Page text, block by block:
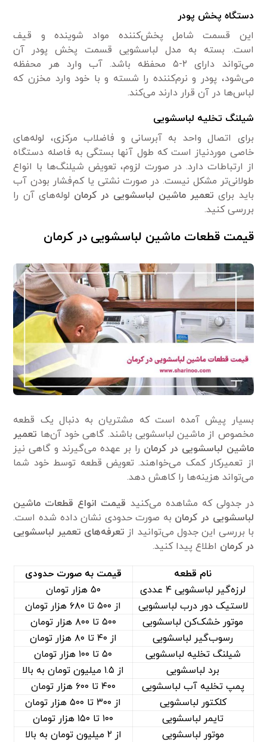
دستگاه پخش پودر
این قسمت شامل پخش‌کننده مواد شوینده و قیف
است. بسته به مدل لباسشویی قسمت پخش پودر آن
می‌تواند دارای ۲-۵ محفظه باشد. آب وارد هر محفظه
می‌شود، پودر و نرم‌کننده را شسته و با خود وارد مخزن که
لباس‌ها در آن قرار دارند می‌کند.
شیلنگ تخلیه لباسشویی
برای اتصال واحد به آبرسانی و فاضلاب مرکزی، لوله‌های
خاصی موردنیاز است که طول آنها بستگی به فاصله دستگاه
از ارتباطات دارد. در صورت لزوم، تعویض شیلنگ‌ها با انواع
طولانی‌تر مشکل نیست. در صورت نشتی یا کم‌فشار بودن آب
باید برای تعمیر ماشین لباسشویی در کرمان لوله‌های آن را
بررسی کنید.
قیمت قطعات ماشین لباسشویی در کرمان
بسیار پیش آمده است که مشتریان به دنبال یک قطعه
مخصوص از ماشین لباسشویی باشند. گاهی خود آن‌ها تعمیر
ماشین لباسشویی در کرمان را بر عهده می‌گیرند و گاهی نیز
از تعمیرکار کمک می‌خواهند. تعویض قطعه توسط خود شما
می‌تواند هزینه‌ها را کاهش دهد.
در جدولی که مشاهده می‌کنید قیمت انواع قطعات ماشین
لباسشویی در کرمان به صورت حدودی نشان داده شده است.
با بررسی این جدول می‌توانید از تعرفه‌های تعمیر لباسشویی
در کرمان اطلاع پیدا کنید.
نام قطعه
قیمت به صورت حدودی
لرزه‌گیر لباسشویی ۴ عددی
۵۰ هزار تومان
لاستیک دور درب لباسشویی
از ۵۰۰ تا ۶۸۰ هزار تومان
موتور خشک‌کن لباسشویی
۵۰۰ تا ۸۰۰ هزار تومان
رسوب‌گیر لباسشویی
از ۴۰ تا ۸۰ هزار تومان
شیلنگ تخلیه لباسشویی
۵۰ تا ۱۰۰ هزار تومان
برد لباسشویی
از ۱.۵ میلیون تومان به بالا
پمپ تخلیه آب لباسشویی
۴۰۰ تا ۶۰۰ هزار تومان
کلکتور لباسشویی
از ۳۰۰ تا ۵۰۰ هزار تومان
تایمر لباسشویی
۱۰۰ تا ۱۵۰ هزار تومان
موتور لباسشویی
از ۲ میلیون تومان به بالا